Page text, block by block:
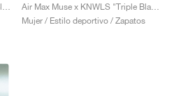
Air Max Muse x KNWLS "Triple Black"
Mujer / Estilo deportivo / Zapatos